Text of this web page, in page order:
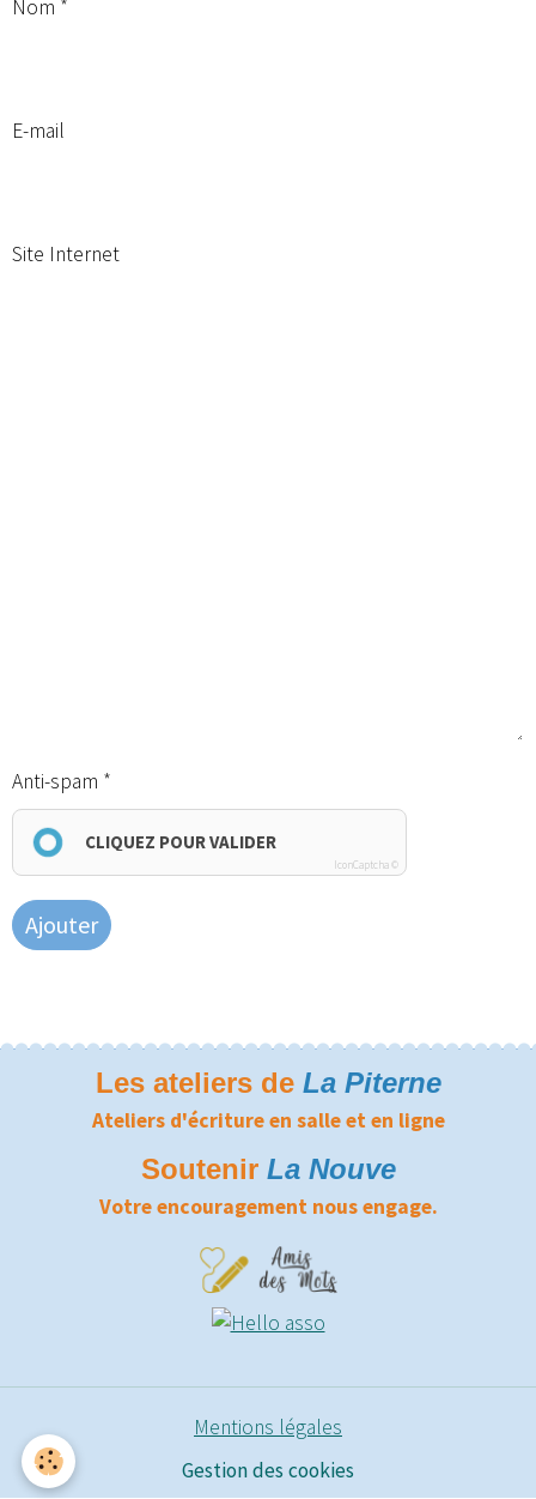
Nom
E-mail
Site Internet
Anti-spam
CLIQUEZ POUR VALIDER
IconCaptcha ©
Ajouter
Les ateliers de La Piterne
Ateliers d'écriture en salle et en ligne
Soutenir La Nouve
Votre encouragement nous engage.
Mentions légales
Gestion des cookies